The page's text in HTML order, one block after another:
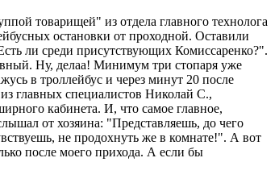
товарищей" из отдела главного технолога
остановки от проходной. Оставили
ли среди присутствующих Комиссаренко?".
Ну, делаа! Минимум три стопаря уже
в троллейбус и через минут 20 после
главных специалистов Николай С.,
кабинета. И, что самое главное,
от хозяина: "Представляешь, до чего
не продохнуть же в комнате!". А вот
после моего прихода. А если бы